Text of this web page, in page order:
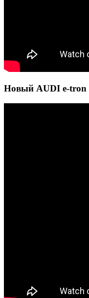
Новый AUDI e-tron